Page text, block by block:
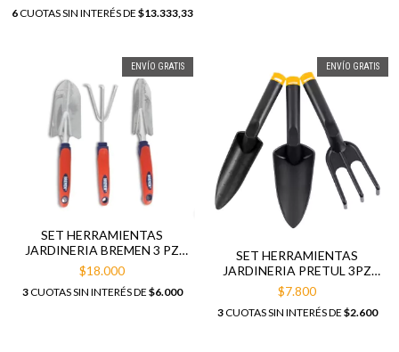
6CUOTAS SIN INTERÉS DE $13.333,33
ENVÍO GRATIS
SET HERRAMIENTAS
JARDINERIA BREMEN 3 PZ
7468
$18.000
3CUOTAS SIN INTERÉS DE $6.000
ENVÍO GRATIS
SET HERRAMIENTAS
JARDINERIA PRETUL 3PZ
PLASTICAS 21709
$7.800
3CUOTAS SIN INTERÉS DE $2.600